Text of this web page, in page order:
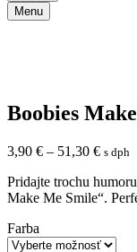
Menu
Boobies
3,90 € – 51,30 € s dph
Pridajte trochu
Make Me Smile“.
Farba